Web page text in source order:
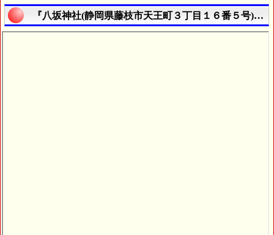
『八坂神社(静岡県藤枝市天王町３丁目１６番５号)』